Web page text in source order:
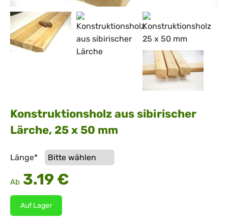
Konstruktionsholz aus sibirischer
Lärche, 25 x 50 mm
Pflichtfeld
Länge*
Ab 3.19€
Auf Lager